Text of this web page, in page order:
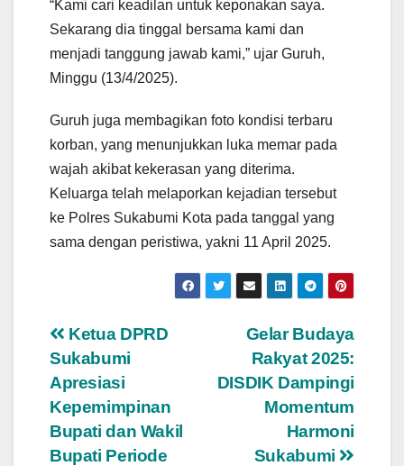
“Kami cari keadilan untuk keponakan saya.
Sekarang dia tinggal bersama kami dan
menjadi tanggung jawab kami,” ujar Guruh,
Minggu (13/4/2025).
Guruh juga membagikan foto kondisi terbaru
korban, yang menunjukkan luka memar pada
wajah akibat kekerasan yang diterima.
Keluarga telah melaporkan kejadian tersebut
ke Polres Sukabumi Kota pada tanggal yang
sama dengan peristiwa, yakni 11 April 2025.
Navigasi
pos
Gelar Budaya
Rakyat 2025:
DISDIK Dampingi
Momentum
Harmoni
Sukabumi
Ketua DPRD
Sukabumi
Apresiasi
Kepemimpinan
Bupati dan Wakil
Bupati Periode